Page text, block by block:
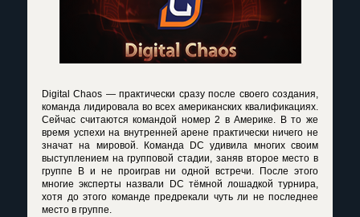
Digital Chaos — практически сразу после своего создания,
команда лидировала во всех американских квалификациях.
Сейчас считаются командой номер 2 в Америке. В то же
время успехи на внутренней арене практически ничего не
значат на мировой. Команда DC удивила многих своим
выступлением на групповой стадии, заняв второе место в
группе В и не проиграв ни одной встречи. После этого
многие эксперты назвали DC тёмной лошадкой турнира,
хотя до этого команде предрекали чуть ли не последнее
место в группе.